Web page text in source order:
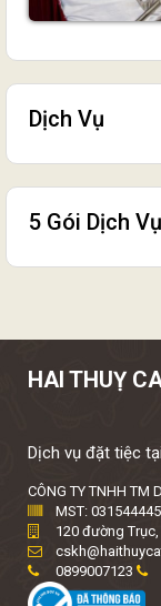
Dịch Vụ
5 Gói Dịch
HAI THUỴ
Dịch vụ đặt tiệc
CÔNG TY TNHH TM
MST:
120 đường
0899007123